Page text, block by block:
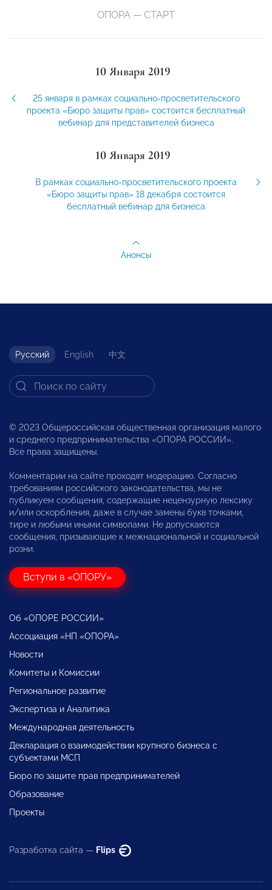
ОПОРА — СТАРТ
10 Января 2019
25 января в рамках социально-просветительского
проекта «Бюро защиты прав» состоится бесплатный
вебинар для представителей бизнеса
10 Января 2019
В рамках социально-просветительского проекта
«Бюро защиты прав» 18 декабря состоится
бесплатный вебинар для бизнеса
Анонсы
Русский English 中文
© 2023 Общероссийская общественная организация малого
и среднего предпринимательства «ОПОРА РОССИИ».
Все права защищены.
Комментарии на сайте проходят модерацию. Согласно
требованиям российского законодательства, мы не
публикуем сообщения, содержащие нецензурную лексику
и/или оскорбления, даже в случае замены букв точками,
тире и любыми иными символами. Не допускаются
сообщения, призывающие к межнациональной и социальной
розни.
Вступи в «ОПОРУ»
Об «ОПОРЕ РОССИИ»
Ассоциация «НП «ОПОРА»
Новости
Комитеты и Комиссии
Региональное развитие
Экспертиза и Аналитика
Международная деятельность
Декларация о взаимодействии крупного бизнеса с
субъектами МСП
Бюро по защите прав предпринимателей
Образование
Проекты
Разработка сайта — Flips